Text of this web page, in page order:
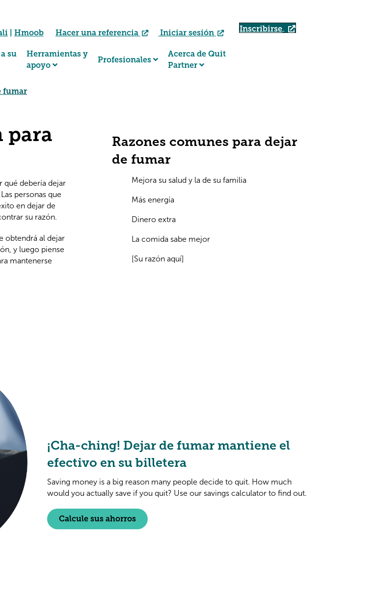
| Hmoob Hacer una referencia Iniciar sesión Inscribirse
su
Herramientas y
apoyo
Profesionales
Acerca de Quit
Partner
fumar
para
qué debería dejar
personas que
en dejar de
su razón.
obtendrá al dejar
y luego piense
mantenerse
Razones comunes para dejar
de fumar
Mejora su salud y la de su familia
Más energía
Dinero extra
La comida sabe mejor
[Su razón aquí]
¡Cha-ching! Dejar de fumar mantiene el
efectivo en su billetera
Saving money is a big reason many people decide to quit. How much
would you actually save if you quit? Use our savings calculator to find out.
Calcule sus ahorros